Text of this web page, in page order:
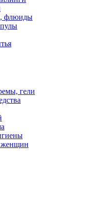
флюиды
гели
женщин